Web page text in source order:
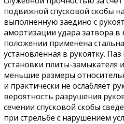
подвижной спусковой скобы
выполненную заедино с
амортизации удара затвора в
положении применена
установленная в рукоятку. Паз
установки плиты-замыкателя
меньшие размеры
и практически не ослабляет
вероятность разрушения
сечении спусковой скобы
при стрельбе с нарушением